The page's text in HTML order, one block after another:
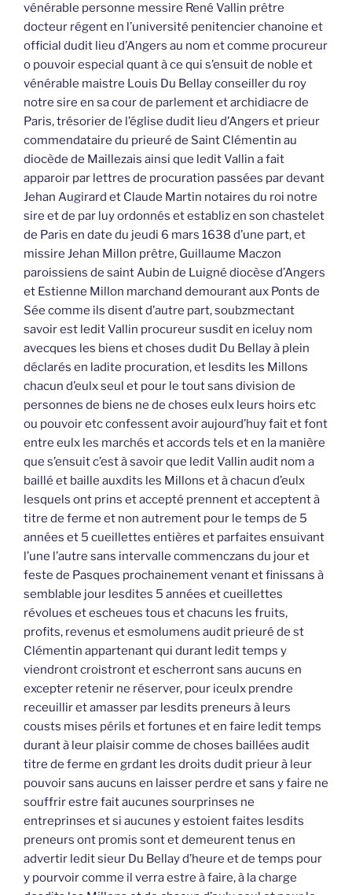
vénérable personne messire René Vallin prêtre
docteur régent en l’université penitencier chanoine et
official dudit lieu d’Angers au nom et comme procureur
o pouvoir especial quant à ce qui s’ensuit de noble et
vénérable maistre Louis Du Bellay conseiller du roy
notre sire en sa cour de parlement et archidiacre de
Paris, trésorier de l’église dudit lieu d’Angers et prieur
commendataire du prieuré de Saint Clémentin au
diocède de Maillezais ainsi que ledit Vallin a fait
apparoir par lettres de procuration passées par devant
Jehan Augirard et Claude Martin notaires du roi notre
sire et de par luy ordonnés et establiz en son chastelet
de Paris en date du jeudi 6 mars 1638 d’une part, et
missire Jehan Millon prêtre, Guillaume Maczon
paroissiens de saint Aubin de Luigné diocèse d’Angers
et Estienne Millon marchand demourant aux Ponts de
Sée comme ils disent d’autre part, soubzmectant
savoir est ledit Vallin procureur susdit en iceluy nom
avecques les biens et choses dudit Du Bellay à plein
déclarés en ladite procuration, et lesdits les Millons
chacun d’eulx seul et pour le tout sans division de
personnes de biens ne de choses eulx leurs hoirs etc
ou pouvoir etc confessent avoir aujourd’huy fait et font
entre eulx les marchés et accords tels et en la manière
que s’ensuit c’est à savoir que ledit Vallin audit nom a
baillé et baille auxdits les Millons et à chacun d’eulx
lesquels ont prins et accepté prennent et acceptent à
titre de ferme et non autrement pour le temps de 5
années et 5 cueillettes entières et parfaites ensuivant
l’une l’autre sans intervalle commenczans du jour et
feste de Pasques prochainement venant et finissans à
semblable jour lesdites 5 années et cueillettes
révolues et escheues tous et chacuns les fruits,
profits, revenus et esmolumens audit prieuré de st
Clémentin appartenant qui durant ledit temps y
viendront croistront et escherront sans aucuns en
excepter retenir ne réserver, pour iceulx prendre
receuillir et amasser par lesdits preneurs à leurs
cousts mises périls et fortunes et en faire ledit temps
durant à leur plaisir comme de choses baillées audit
titre de ferme en grdant les droits dudit prieur à leur
pouvoir sans aucuns en laisser perdre et sans y faire ne
souffrir estre fait aucunes sourprinses ne
entreprinses et si aucunes y estoient faites lesdits
preneurs ont promis sont et demeurent tenus en
advertir ledit sieur Du Bellay d’heure et de temps pour
y pourvoir comme il verra estre à faire, à la charge